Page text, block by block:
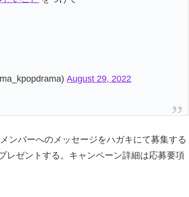
August 29, 2022
ンバーへのメッセージをハガキにて募集する
レゼントする。キャンペーン詳細は応募要項